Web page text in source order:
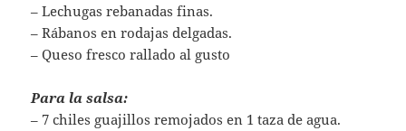
– Lechugas rebanadas finas.
– Rábanos en rodajas delgadas.
– Queso fresco rallado al gusto
Para la salsa:
– 7 chiles guajillos remojados en 1 taza de agua.